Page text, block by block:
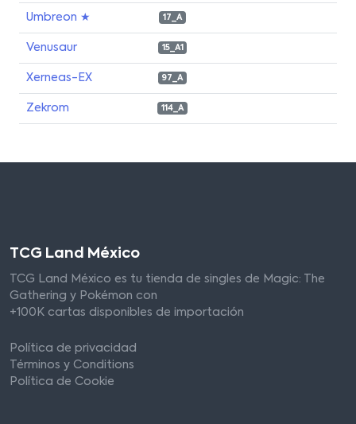
Umbreon ★ 17_A
Venusaur 15_A1
Xerneas-EX 97_A
Zekrom 114_A
TCG Land México
TCG Land México es tu tienda de singles de Magic: The
Gathering y Pokémon con
+100K cartas disponibles de importación
Política de privacidad
Términos y Conditions
Política de Cookie